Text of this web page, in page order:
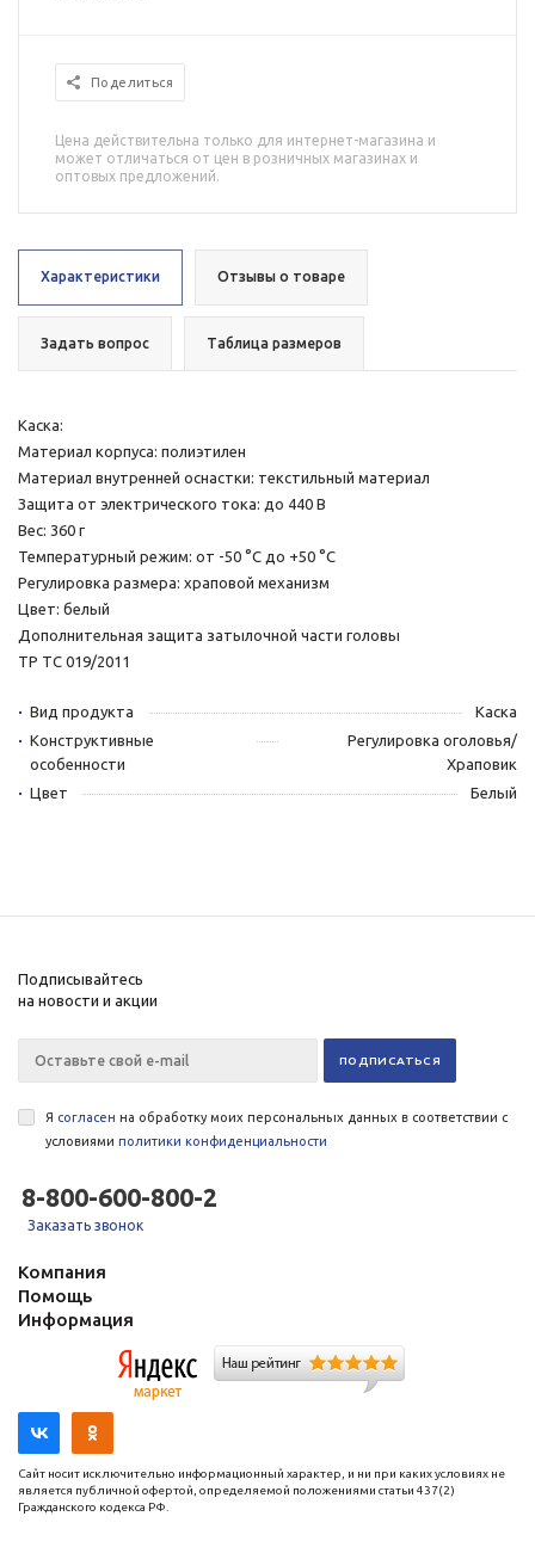
Поделиться
Цена действительна только для интернет-магазина и
может отличаться от цен в розничных магазинах и
оптовых предложений.
Характеристики Отзывы о товаре
Задать вопрос Таблица размеров
Каска:
Материал корпуса: полиэтилен
Материал внутренней оснастки: текстильный материал
Защита от электрического тока: до 440 В
Вес: 360 г
Температурный режим: от -50 °С до +50 °С
Регулировка размера: храповой механизм
Цвет: белый
Дополнительная защита затылочной части головы
ТР ТС 019/2011
Вид продукта
Каска
Конструктивные
особенности
Регулировка оголовья/
Храповик
Цвет
Белый
Подписывайтесь
на новости и акции
Я согласен на обработку моих персональных данных в соответствии с
условиями политики конфиденциальности
8-800-600-800-2
Заказать звонок
Компания
Помощь
Информация
Сайт носит исключительно информационный характер, и ни при каких условиях не
является публичной офертой, определяемой положениями статьи 437(2)
Гражданского кодекса РФ.